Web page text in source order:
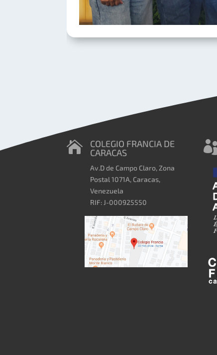

COLEGIO FRANCIA DE
CARACAS
Av.D de Campo Claro, Zona
Postal 1071A, Caracas,
Venezuela
RIF: J-000925550